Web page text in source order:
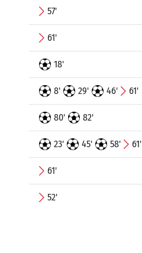
57'
61'
18'
8' 29' 46' 61'
80' 82'
23' 45' 58' 61'
61'
52'